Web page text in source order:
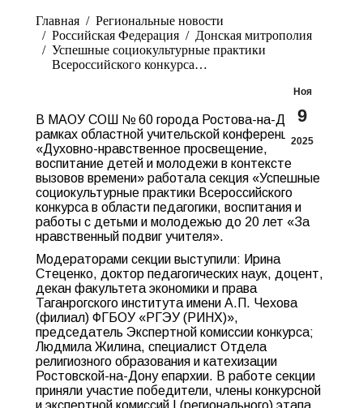
Главная
Pегиональные новости
Российская Федерация
Донская митрополия
Успешные социокультурные практики
Всероссийского конкурса…
Ноя
9
2025
В МАОУ СОШ № 60 города Ростова-на-Дону в
рамках областной учительской конференции
«Духовно-нравственное просвещение,
воспитание детей и молодежи в контексте
вызовов времени» работала секция «Успешные
социокультурные практики Всероссийского
конкурса в области педагогики, воспитания и
работы с детьми и молодежью до 20 лет «За
нравственный подвиг учителя».
Модераторами секции выступили: Ирина
Стеценко, доктор педагогических наук, доцент,
декан факультета экономики и права
Таганрогского института имени А.П. Чехова
(филиал) ФГБОУ «РГЭУ (РИНХ)»,
председатель Экспертной комиссии конкурса;
Людмила Жилина, специалист Отдела
религиозного образования и катехизации
Ростовской-на-Дону епархии. В работе секции
приняли участие победители, члены конкурсной
и экспертной комиссий I (регионального) этапа